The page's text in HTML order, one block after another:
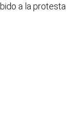
a la protesta